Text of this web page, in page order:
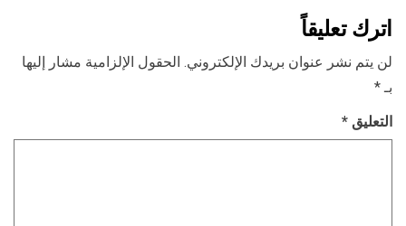
اترك تعليقاً
لن يتم نشر عنوان بريدك الإلكتروني. الحقول الإلزامية مشار إليها
بـ *
التعليق *